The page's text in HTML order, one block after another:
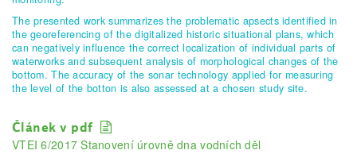
The presented work summarizes the problematic apsects identified in
the georeferencing of the digitalized historic situational plans, which
can negatively influence the correct localization of individual parts of
waterworks and subsequent analysis of morphological changes of the
bottom. The accuracy of the sonar technology applied for measuring
the level of the botton is also assessed at a chosen study site.
Článek v pdf
VTEI 6/2017 Stanovení úrovně dna vodních děl